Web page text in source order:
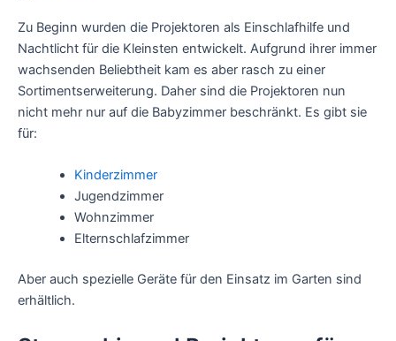
Zu Beginn wurden die Projektoren als Einschlafhilfe und
Nachtlicht für die Kleinsten entwickelt. Aufgrund ihrer immer
wachsenden Beliebtheit kam es aber rasch zu einer
Sortimentserweiterung. Daher sind die Projektoren nun
nicht mehr nur auf die Babyzimmer beschränkt. Es gibt sie
für:
Kinderzimmer
Jugendzimmer
Wohnzimmer
Elternschlafzimmer
Aber auch spezielle Geräte für den Einsatz im Garten sind
erhältlich.